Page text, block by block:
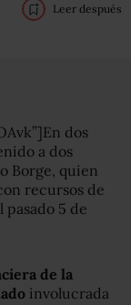
Leer después
dos
a dos
Borge, quien
recursos de
5 de
de la
involucrada